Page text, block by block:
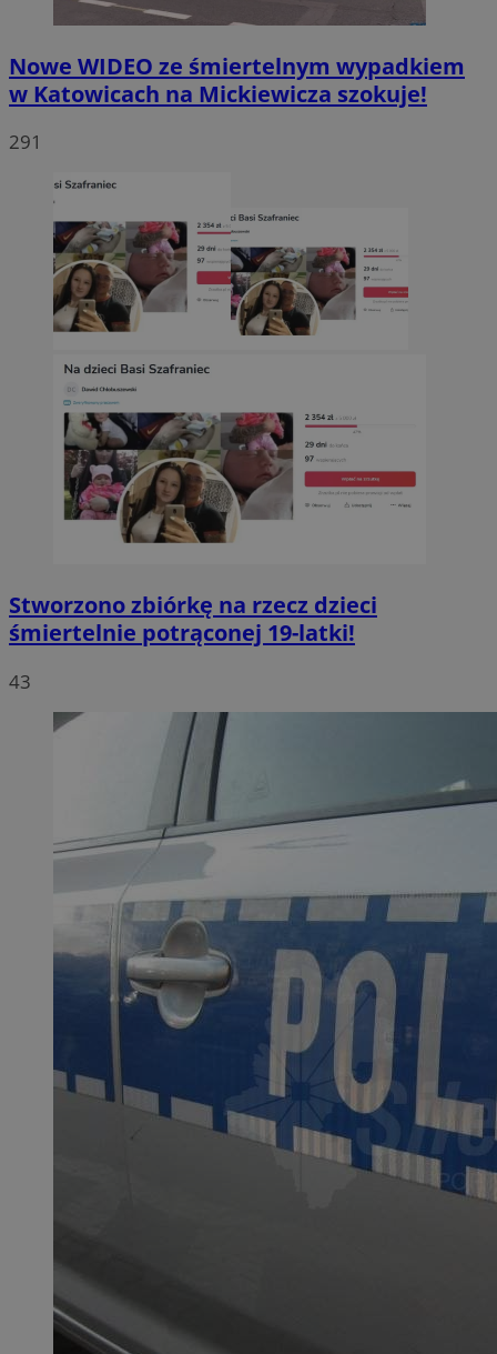
Nowe WIDEO ze śmiertelnym wypadkiem
w Katowicach na Mickiewicza szokuje!
291
Stworzono zbiórkę na rzecz dzieci
śmiertelnie potrąconej 19-latki!
43